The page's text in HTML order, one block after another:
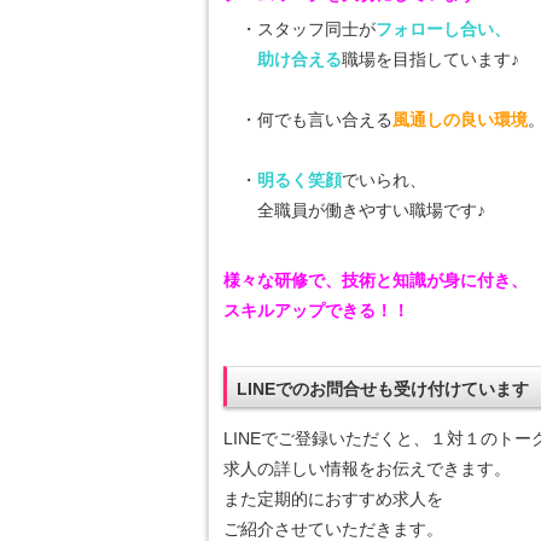
・スタッフ同士がフォローし合い、
助け合える職場を目指しています♪
・何でも言い合える風通しの良い環境
・ 明るく笑顔でいられ、
全職員が働きやすい職場です♪
様々な研修で、技術と知識が身に付き、
スキルアップできる！！
LINEでのお問合せも受け付けています
LINEでご登録いただくと、１対１のトー
求人の詳しい情報をお伝えできます。
また定期的におすすめ求人を
ご紹介させていただきます。